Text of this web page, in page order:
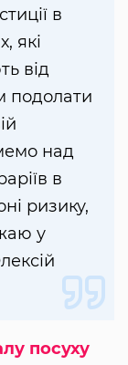
в
які
від
подолати
над
в
ризику,
у
посуху